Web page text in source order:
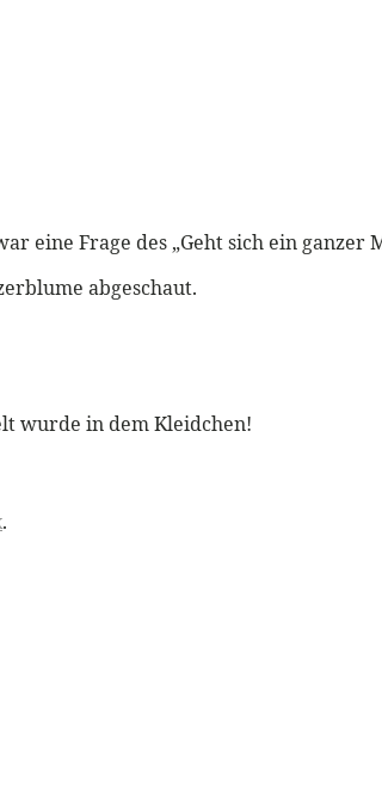
Frage des „Geht sich ein ganzer
abgeschaut.
wurde in dem Kleidchen!
.